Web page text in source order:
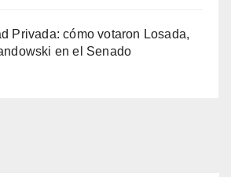
Privada: cómo votaron Losada,
en el Senado